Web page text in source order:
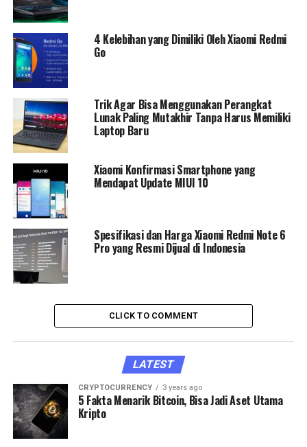
4 Kelebihan yang Dimiliki Oleh Xiaomi Redmi
Go
Trik Agar Bisa Menggunakan Perangkat
Lunak Paling Mutakhir Tanpa Harus Memiliki
Laptop Baru
Xiaomi Konfirmasi Smartphone yang
Mendapat Update MIUI 10
Spesifikasi dan Harga Xiaomi Redmi Note 6
Pro yang Resmi Dijual di Indonesia
CLICK TO COMMENT
LATEST
CRYPTOCURRENCY 3 years ago
5 Fakta Menarik Bitcoin, Bisa Jadi Aset Utama
Kripto